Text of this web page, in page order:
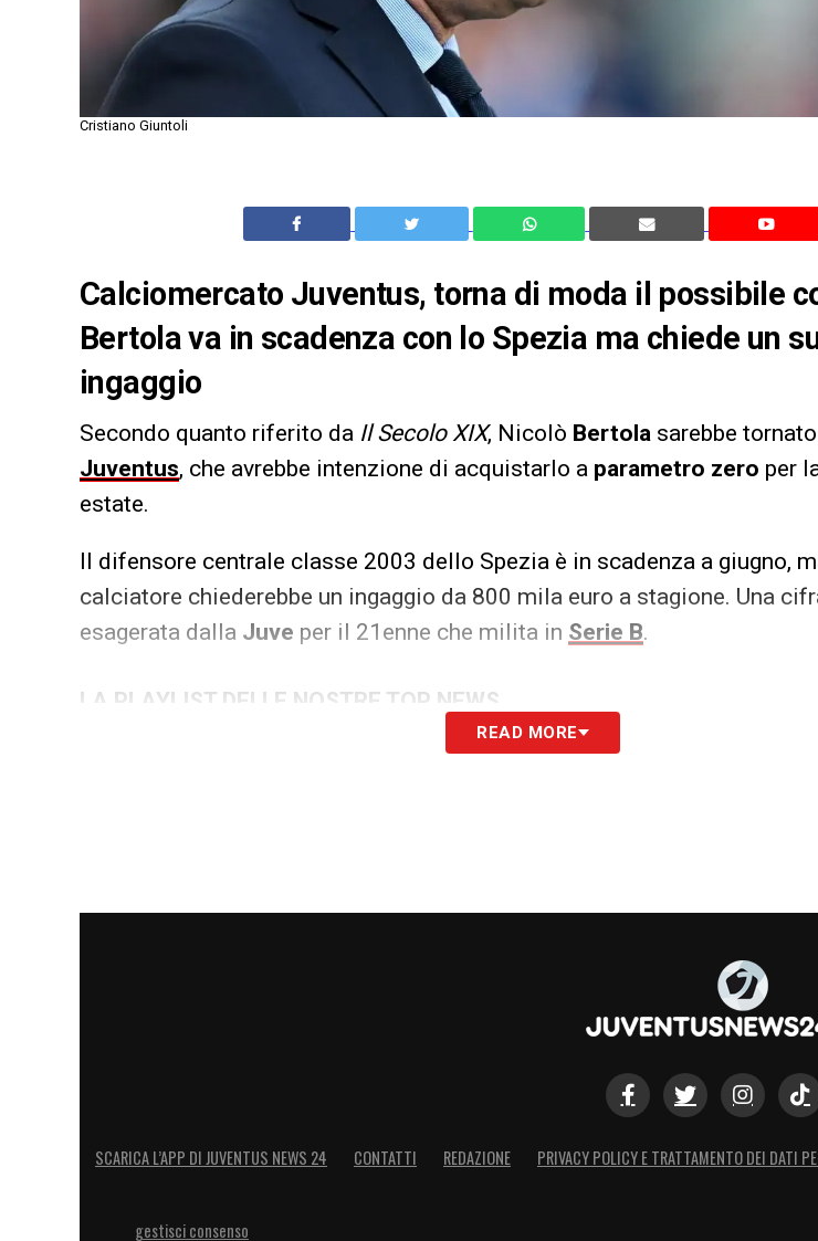
Cristiano Giuntoli
Calciomercato Juventus, torna di moda il possibile
Bertola va in scadenza con lo Spezia ma chiede un
ingaggio
Secondo quanto riferito da Il Secolo XIX, Nicolò Bertola sarebbe
Juventus, che avrebbe intenzione di acquistarlo a parametro zero per
estate.
Il difensore centrale classe 2003 dello Spezia è in scadenza a giugno,
calciatore chiederebbe un ingaggio da 800 mila euro a stagione. Una
esagerata dalla Juve per il 21enne che milita in Serie B.
LA PLAYLIST DELLE NOSTRE TOP NEWS
READ MORE
SCARICA L’APP DI JUVENTUS NEWS 24 CONTATTI REDAZIONE PRIVACY POLICY E TRATTAMENTO DEI DATI
gestisci consenso